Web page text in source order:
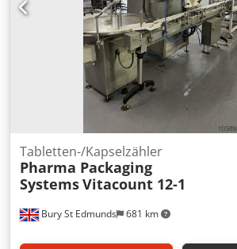
Bury St Edmunds 681 km
Tabletten-/Kapselzähler
Pharma Packaging
SystemsVitacount 12-1